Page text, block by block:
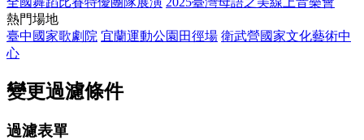
熱門場地
臺中國家歌劇院 宜蘭運動公園田徑場 衛武營國家文化藝術中
心
變更過濾條件
過濾表單